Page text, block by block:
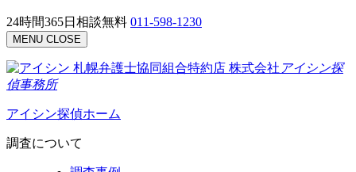
24時間365日相談無料 011-598-1230
MENU CLOSE
札幌弁護士協同組合特約店 株式会社 アイシン探
偵事務所
アイシン探偵ホーム
調査について